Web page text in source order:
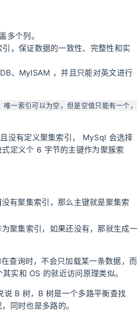
多个列。
，保证数据的一致性、完整性和实
、MyISAM ，并且只能对英文进行
一索引可以为空，但是空值只能有一个，
没有定义聚集索引， MySql 会选择
定义个 6 字节的主键作为聚簇索
没有聚集索引，那么主键就是聚集索
聚集索引，如果还没有，那就生成一
查询时，不会只加载某一条数据，而
实和 OS 的就近访问原理类似。
B 树，B 树是一个多路平衡查找
同时也是多路的。